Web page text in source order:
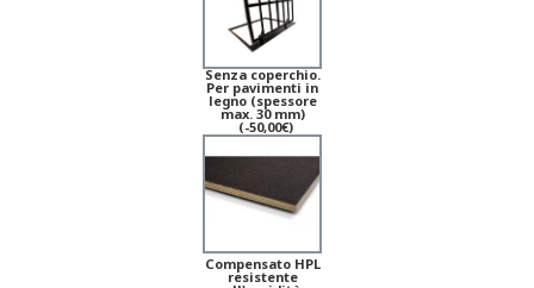
Senza coperchio.
Per pavimenti in
legno (spessore
max. 30 mm)
(-50,00€)
Compensato HPL
resistente